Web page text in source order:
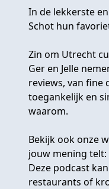
In de lekkerste
Schot hun
Zin om Utrecht
Ger en Jelle
reviews, van
toegankelijk en
waarom.
Bekijk ook onze
jouw mening
Deze podcast
restaurants of